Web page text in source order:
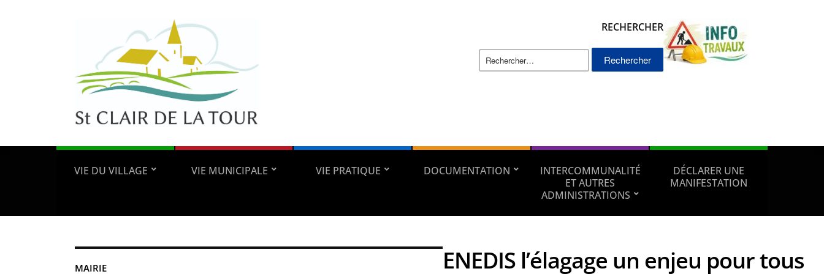
RECHERCHER
Rechercher :
VIE DU VILLAGE VIE MUNICIPALE VIE PRATIQUE DOCUMENTATION
INTERCOMMUNALITÉ
ET AUTRES
ADMINISTRATIONS
DÉCLARER UNE
MANIFESTATION
MAIRIE
ENEDIS l’élagage un enjeu pour tous